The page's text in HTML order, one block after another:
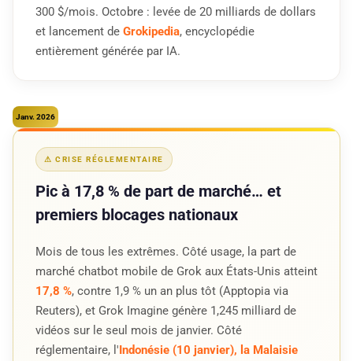
300 $/mois. Octobre : levée de 20 milliards de dollars
et lancement de Grokipedia, encyclopédie
entièrement générée par IA.
Janv. 2026
⚠ CRISE RÉGLEMENTAIRE
Pic à 17,8 % de part de marché… et
premiers blocages nationaux
Mois de tous les extrêmes. Côté usage, la part de
marché chatbot mobile de Grok aux États-Unis atteint
17,8 %, contre 1,9 % un an plus tôt (Apptopia via
Reuters), et Grok Imagine génère 1,245 milliard de
vidéos sur le seul mois de janvier. Côté
réglementaire, l'Indonésie (10 janvier), la Malaisie